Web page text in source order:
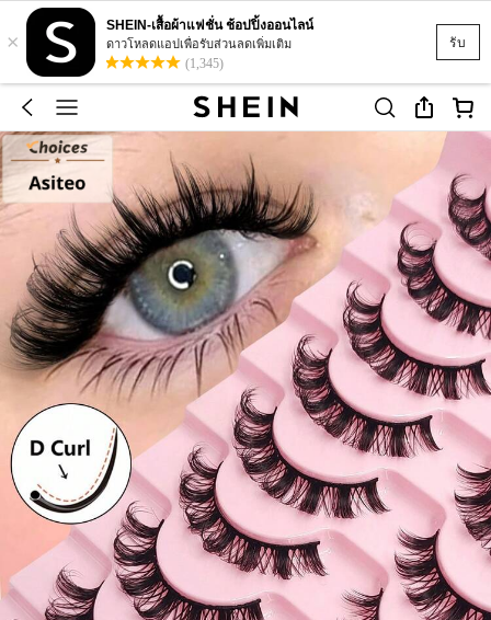
รับ
×
SHEIN-เสื้อผ้าแฟชั่น ช้อปปิ้งออนไลน์
ดาวโหลดแอปเพื่อรับส่วนลดเพิ่มเติม
(1,345)